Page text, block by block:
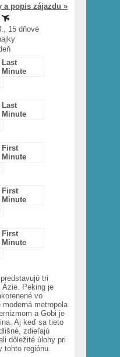
a popis zájazdu »
15 dňové
Last
Minute
Last
Minute
First
Minute
First
Minute
First
Minute
tri
Ázie. Peking je
vo
metropola
a Gobi je
Aj keď sa tieto
zdieľajú
dôležité úlohy pri
tohto regiónu.